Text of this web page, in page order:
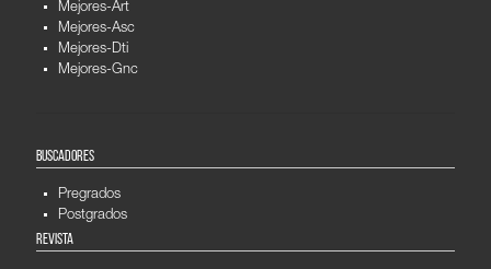
Mejores-Art
Mejores-Asc
Mejores-Dti
Mejores-Gnc
BUSCADORES
Pregrados
Postgrados
REVISTA